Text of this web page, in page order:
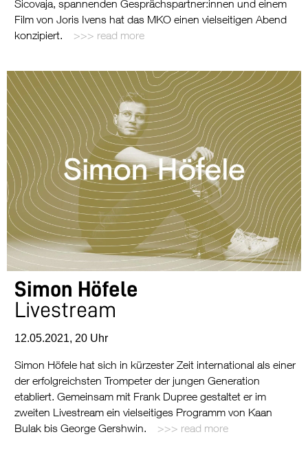
Sicovaja, spannenden Gesprächspartner:innen und einem
Film von Joris Ivens hat das MKO einen vielseitigen Abend
konzipiert.
read more
Simon Höfele
Livestream
12.05.2021, 20 Uhr
Simon Höfele hat sich in kürzester Zeit international als einer
der erfolgreichsten Trompeter der jungen Generation
etabliert. Gemeinsam mit Frank Dupree gestaltet er im
zweiten Livestream ein vielseitiges Programm von Kaan
Bulak bis George Gershwin.
read more